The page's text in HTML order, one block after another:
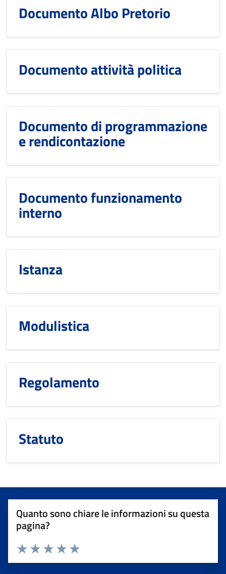
Documento Albo Pretorio
Documento attività politica
Documento di programmazione
e rendicontazione
Documento funzionamento
interno
Istanza
Modulistica
Regolamento
Statuto
Quanto sono chiare le informazioni su questa
pagina?
Valuta da 1 a 5 stelle la pagina
Valuta 5 stelle su 5
Valuta 4 stelle su 5
Valuta 3 stelle su 5
Valuta 2 stelle su 5
Valuta 1 stelle su 5